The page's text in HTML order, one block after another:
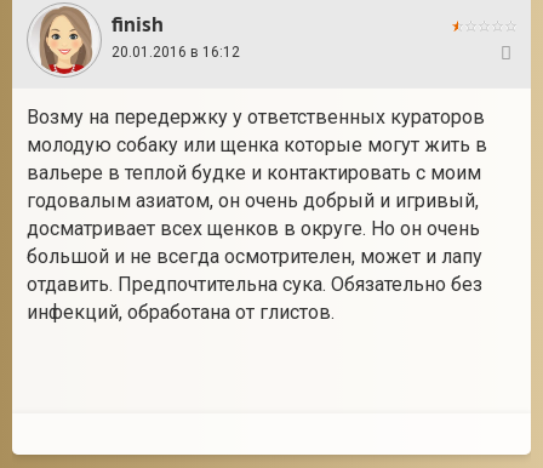
finish
20.01.2016 в 16:12
Возму на передержку у ответственных кураторов
молодую собаку или щенка которые могут жить в
вальере в теплой будке и контактировать с моим
годовалым азиатом, он очень добрый и игривый,
досматривает всех щенков в округе. Но он очень
большой и не всегда осмотрителен, может и лапу
отдавить. Предпочтительна сука. Обязательно без
инфекций, обработана от глистов.